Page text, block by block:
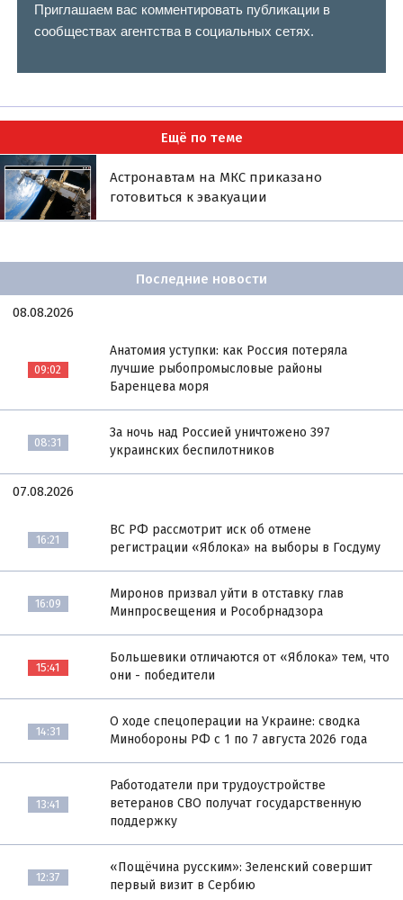
Приглашаем вас комментировать публикации в
сообществах агентства в социальных сетях.
Ещё по теме
Астронавтам на МКС приказано
готовиться к эвакуации
Последние новости
08.08.2026
09:02
Анатомия уступки: как Россия потеряла
лучшие рыбопромысловые районы
Баренцева моря
08:31
За ночь над Россией уничтожено 397
украинских беспилотников
07.08.2026
16:21
ВС РФ рассмотрит иск об отмене
регистрации «Яблока» на выборы в Госдуму
16:09
Миронов призвал уйти в отставку глав
Минпросвещения и Рособрнадзора
15:41
Большевики отличаются от «Яблока» тем, что
они - победители
14:31
О ходе спецоперации на Украине: сводка
Минобороны РФ с 1 по 7 августа 2026 года
13:41
Работодатели при трудоустройстве
ветеранов СВО получат государственную
поддержку
12:37
«Пощёчина русским»: Зеленский совершит
первый визит в Сербию